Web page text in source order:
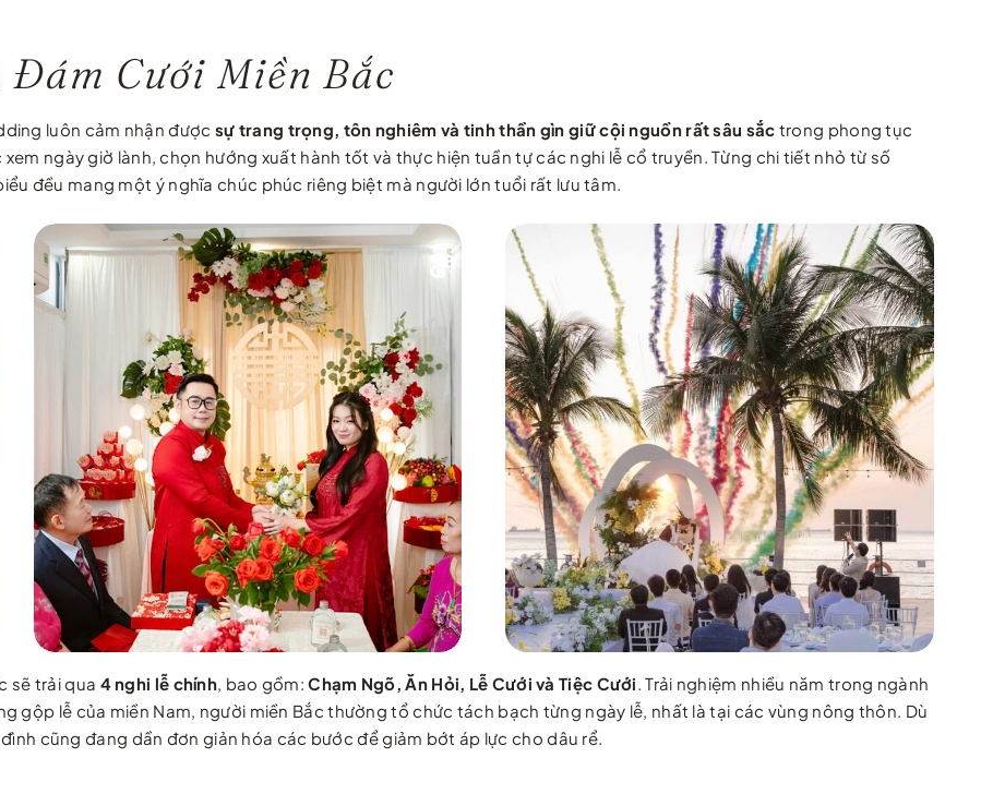
Cưới Miền Bắc
luôn cảm nhận được sự trang trọng, tôn nghiêm và tinh thần gìn giữ cội nguồn rất sâu sắc trong phong tục
ngày giờ lành, chọn hướng xuất hành tốt và thực hiện tuần tự các nghi lễ cổ truyền. Từng chi tiết nhỏ từ số
đều mang một ý nghĩa chúc phúc riêng biệt mà người lớn tuổi rất lưu tâm.
sẽ trải qua 4 nghi lễ chính, bao gồm:Chạm Ngõ, Ăn Hỏi, Lễ Cưới và Tiệc Cưới. Trải nghiệm nhiều năm trong ngành
gộp lễ của miền Nam, người miền Bắc thường tổ chức tách bạch từng ngày lễ, nhất là tại các vùng nông thôn. Dù
cũng đang dần đơn giản hóa các bước để giảm bớt áp lực cho dâu rể.